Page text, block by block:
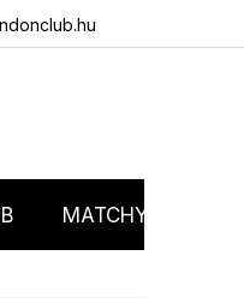
értékelése
MATCHY MATCHY